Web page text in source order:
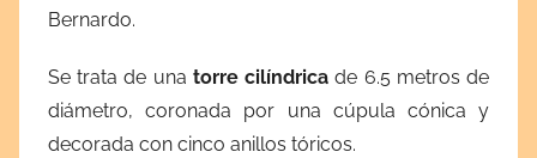
Bernardo.
Se trata de una torre cilíndrica de 6.5 metros de
diámetro, coronada por una cúpula cónica y
decorada con cinco anillos tóricos.